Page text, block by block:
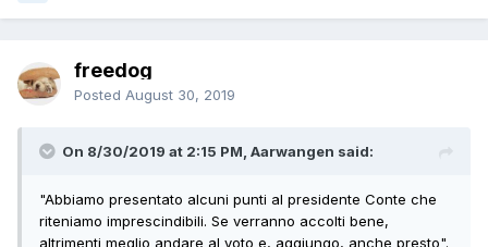
freedog
Posted August 30, 2019
On 8/30/2019 at 2:15 PM, Aarwangen said:
"Abbiamo presentato alcuni punti al presidente Conte che
riteniamo imprescindibili. Se verranno accolti bene,
altrimenti meglio andare al voto e, aggiungo, anche presto".